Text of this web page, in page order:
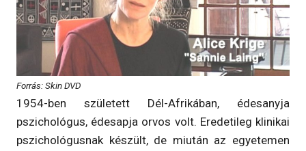
Forrás: Skin DVD
1954-ben született Dél-Afrikában, édesanyja
pszichológus, édesapja orvos volt. Eredetileg klinikai
pszichológusnak készült, de miután az egyetemen